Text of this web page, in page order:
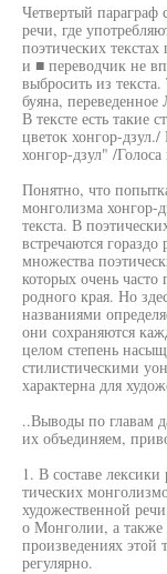
Четвертый параграф
речи, где
поэтических
и ■ переводчик не
выбросить из
буяна,
В тексте есть
цветок хонгор-
хонгор-дзул" /
Понятно, что
монголизма хонгор-
текста. В
встречаются
множества
которых очень
родного края. Но
названиями
они сохраняются
целом степень
стилистическими
характерна для
..Выводы по главам
их объединяем,
1. В составе лексики
тических
художественной
о Монголии, а также
произведениях этой
регулярно.